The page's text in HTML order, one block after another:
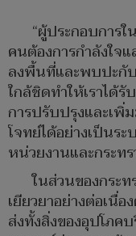
“ผู้ประกอบการ
คนต้องการกำลังใจ
ลงพื้นที่และพบปะกั
ใกล้ชิดทำให้เราได้
การปรับปรุงและเพิ่
โจทย์ได้อย่างเป็นร
หน่วยงานและกระท
ในส่วนของกระ
เยียวยาอย่างต่อเนื่
ส่งทั้งสิ่งของอุปโภค